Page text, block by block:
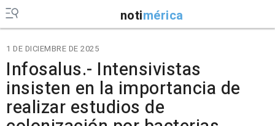
notimérica
1 DE DICIEMBRE DE 2025
Infosalus.- Intensivistas
insisten en la importancia de
realizar estudios de